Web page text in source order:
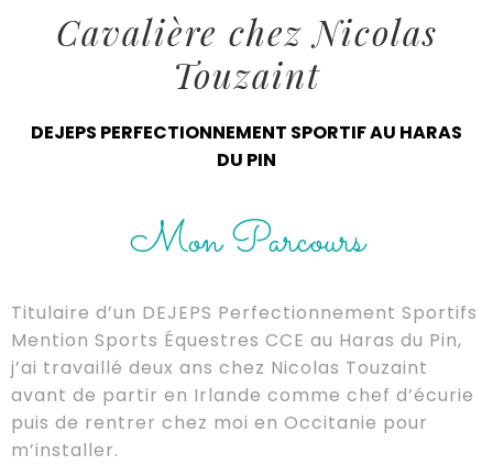
Cavalière chez Nicolas
Touzaint
DEJEPS PERFECTIONNEMENT SPORTIF AU HARAS
DU PIN
Mon Parcours
Titulaire d’un DEJEPS Perfectionnement Sportifs
Mention Sports Équestres CCE au Haras du Pin,
j’ai travaillé deux ans chez Nicolas Touzaint
avant de partir en Irlande comme chef d’écurie
puis de rentrer chez moi en Occitanie pour
m’installer.